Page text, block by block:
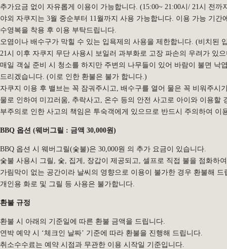
추가요금 없이 자유롭게 이용이 가능합니다. (15:00~ 21:00시/ 21시 전까
야외 자쿠지는 3월 중순부터 11월까지 사용 가능합니다. 이용 가능 기
수영복을 착용 후 이용 부탁드립니다.
오염이나 배수구가 막힐 수 있는 입욕제의 사용을 제한합니다. (비치된
21시 이후 자쿠지 무단 사용시 보일러 과부화로 고장 파손의 우려가 있
매일 객실 준비 시 청소를 하지만 주변의 나무들이 있어 바람이 불면
드리겠습니다. (이로 인한 환불은 불가 합니다.)
자쿠지 이용 후 밸브는 꼭 잠궈주시고, 배수구를 열어 물은 꼭 비워주시
물로 인하여 미끄러움, 추락사고, 온수 등의 안전 사고로 아이와 이용
부주의로 인한 사고의 책임은 투숙객에게 있으므로 반드시 주의하여 이
BBQ 옵션 (웨버그릴 : 금액 30,000원)
BBQ 옵션 시 웨버그릴(숯불)은 30,000원 의 추가 요금이 있습니다.
숯불 사용시 그릴, 숯, 집게, 장갑이 제공되고, 셀프로 직접 불을 점화하
가림막이 없는 공간이라 날씨의 영향으로 이용이 불가한 경우 환불해 드
개인용 화로 및 그릴 등 사용은 불가합니다.
환불 규정
환불 시 아래의 기준일에 따른 환불 금액을 드립니다.
연박 예약 시 ‘체크인 날짜’ 기준에 따라 환불을 진행해 드립니다.
취소수수료는 예약 시점과 무관한 이용 시작일 기준입니다.